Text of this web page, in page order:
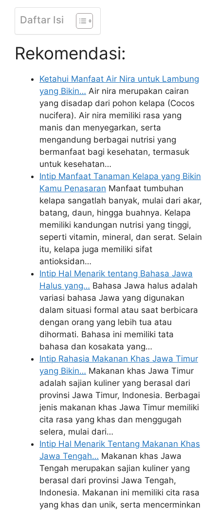
Daftar Isi
Rekomendasi:
Ketahui Manfaat Air Nira untuk Lambung
yang Bikin… Air nira merupakan cairan
yang disadap dari pohon kelapa (Cocos
nucifera). Air nira memiliki rasa yang
manis dan menyegarkan, serta
mengandung berbagai nutrisi yang
bermanfaat bagi kesehatan, termasuk
untuk kesehatan…
Intip Manfaat Tanaman Kelapa yang Bikin
Kamu Penasaran Manfaat tumbuhan
kelapa sangatlah banyak, mulai dari akar,
batang, daun, hingga buahnya. Kelapa
memiliki kandungan nutrisi yang tinggi,
seperti vitamin, mineral, dan serat. Selain
itu, kelapa juga memiliki sifat
antioksidan…
Intip Hal Menarik tentang Bahasa Jawa
Halus yang… Bahasa Jawa halus adalah
variasi bahasa Jawa yang digunakan
dalam situasi formal atau saat berbicara
dengan orang yang lebih tua atau
dihormati. Bahasa ini memiliki tata
bahasa dan kosakata yang…
Intip Rahasia Makanan Khas Jawa Timur
yang Bikin… Makanan khas Jawa Timur
adalah sajian kuliner yang berasal dari
provinsi Jawa Timur, Indonesia. Berbagai
jenis makanan khas Jawa Timur memiliki
cita rasa yang khas dan menggugah
selera, mulai dari…
Intip Hal Menarik Tentang Makanan Khas
Jawa Tengah… Makanan khas Jawa
Tengah merupakan sajian kuliner yang
berasal dari provinsi Jawa Tengah,
Indonesia. Makanan ini memiliki cita rasa
yang khas dan unik, serta mencerminkan